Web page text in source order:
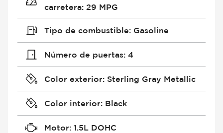
carretera: 29 MPG
Tipo de combustible: Gasoline
Número de puertas: 4
Color exterior: Sterling Gray Metallic
Color interior: Black
Motor: 1.5L DOHC